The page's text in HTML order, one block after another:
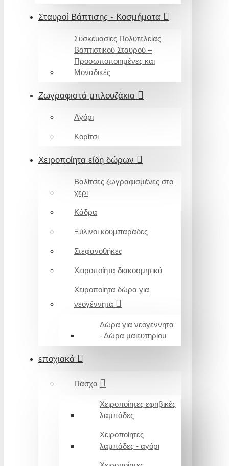
Σταυροί Βάπτισης - Κοσμήματα
Συσκευασίες Πολυτελείας
Βαπτιστικού Σταυρού –
Προσωποποιημένες και
Μοναδικές
Ζωγραφιστά μπλουζάκια
Αγόρι
Κορίτσι
Χειροποίητα είδη δώρων
Βαλίτσες ζωγραφισμένες στο
χέρι
Κάδρα
Ξύλινοι κουμπαράδες
Στεφανοθήκες
Χειροποίητα διακοσμητικά
Χειροποίητα δώρα για
νεογέννητα
Δώρα για νεογέννητα
- Δώρα μαιευτηρίου
εποχιακά
Πάσχα
Χειροποίητες εφηβικές
λαμπάδες
Χειροποίητες
λαμπάδες - αγόρι